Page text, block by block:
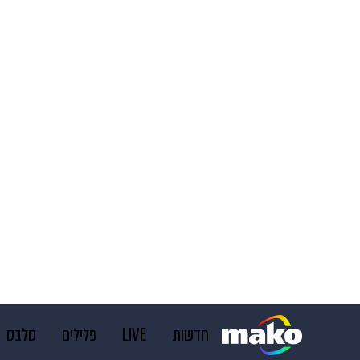
חדשות LIVE פלילים סלבס